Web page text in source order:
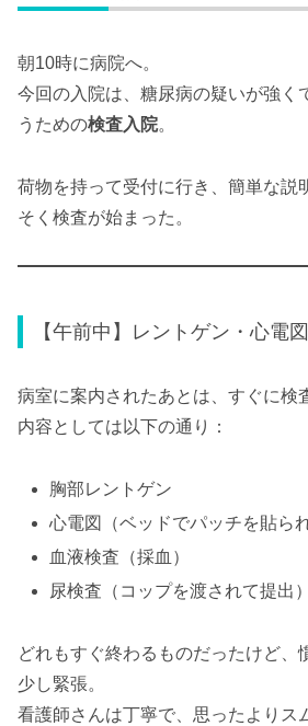
朝10時に病院へ。
今回の入院は、糖尿病の疑いが強く
うための検査入院。
荷物を持って受付に行き、簡単な説
そく検査が始まった。
【午前中】レントゲン・心電
病室に案内されたあとは、すぐに検
内容としては以下の通り：
胸部レントゲン
心電図（ベッドでパッチを貼ら
血液検査（採血）
尿検査（コップを渡されて提出）
どれもすぐ終わるものだったけど、
少し緊張。
看護師さんは丁寧で、思ったよりス